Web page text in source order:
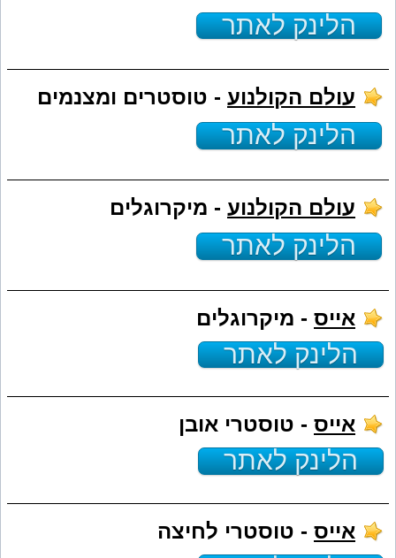
הלינק לאתר
עולם הקולנוע - טוסטרים ומצנמים
הלינק לאתר
עולם הקולנוע - מיקרוגלים
הלינק לאתר
אייס - מיקרוגלים
הלינק לאתר
אייס - טוסטרי אובן
הלינק לאתר
אייס - טוסטרי לחיצה